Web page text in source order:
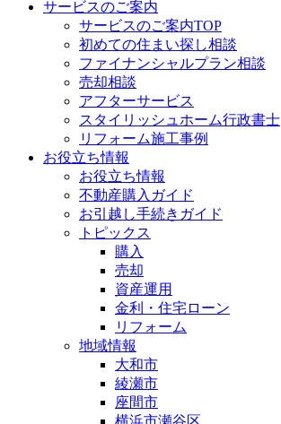
サービスのご案内
サービスのご案内TOP
初めての住まい探し相談
ファイナンシャルプラン相談
売却相談
アフターサービス
スタイリッシュホーム行政書士
リフォーム施工事例
お役立ち情報
お役立ち情報
不動産購入ガイド
お引越し手続きガイド
トピックス
購入
売却
資産運用
金利・住宅ローン
リフォーム
地域情報
大和市
綾瀬市
座間市
横浜市瀬谷区